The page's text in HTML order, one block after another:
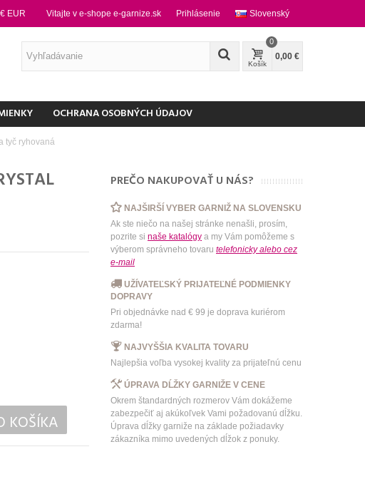
Slovenský
Vitajte v e-shope e-garnize.sk Prihlásenie
€ EUR
Košík
0
0,00 €
OCHRANA OSOBNÝCH ÚDAJOV
tyč ryhovaná
KOŠÍKA
PREČO NAKUPOVAŤ U NÁS?
NAJŠIRŠÍ VYBER GARNIŽ NA SLOVENSKU
Ak ste niečo na našej stránke nenašli, prosím,
pozrite si naše katalógya my Vám pomôžeme s
výberom správneho tovaru telefonicky alebo cez
e-mail
UŽÍVATEĽSKÝ PRIJATEĽNÉ PODMIENKY
DOPRAVY
Pri objednávke nad € 99 je doprava kuriérom
zdarma!
NAJVYŠŠIA KVALITA TOVARU
Najlepšia voľba vysokej kvality za prijateľnú cenu
ÚPRAVA DĹŽKY GARNIŽE V CENE
Okrem štandardných rozmerov Vám dokážeme
zabezpečiť aj akúkoľvek Vami požadovanú dĺžku.
Úprava dĺžky garniže na základe požiadavky
zákazníka mimo uvedených dĺžok z ponuky.